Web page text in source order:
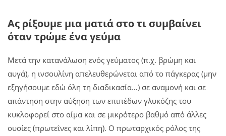
Ας ρίξουμε μια ματιά στο τι συμβαίνει
όταν τρώμε ένα γεύμα
Μετά την κατανάλωση ενός γεύματος (π.χ. βρώμη και
αυγά), η ινσουλίνη απελευθερώνεται από το πάγκερας (μην
εξηγήσουμε εδώ όλη τη διαδικασία…) σε αναμονή και σε
απάντηση στην αύξηση των επιπέδων γλυκόζης του
κυκλοφορεί στο αίμα και σε μικρότερο βαθμό από άλλες
ουσίες (πρωτεΐνες και λίπη). Ο πρωταρχικός ρόλος της